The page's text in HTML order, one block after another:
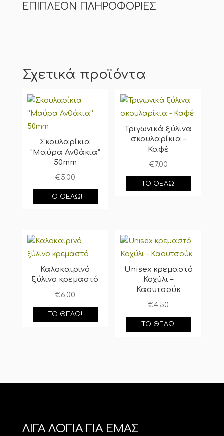
ΕΠΙΠΛΈΟΝ ΠΛΗΡΟΦΟΡΊΕΣ
Σχετικά προϊόντα
Σκουλαρίκια
”Μαύρα Ανθάκια”
50mm
€5.00
ΤΟ ΘΈΛΩ!
Τριγωνικά ξύλινα
σκουλαρίκια –
Καφέ
€7.00
ΤΟ ΘΈΛΩ!
Καλοκαιρινό
ξύλινο κρεμαστό
€6.00
ΤΟ ΘΈΛΩ!
Unisex κρεμαστό
Κοχύλι –
Καουτσούκ
€4.50
ΤΟ ΘΈΛΩ!
ΛΙΓΑ ΛΟΓΙΑ ΓΙΑ ΕΜΑΣ